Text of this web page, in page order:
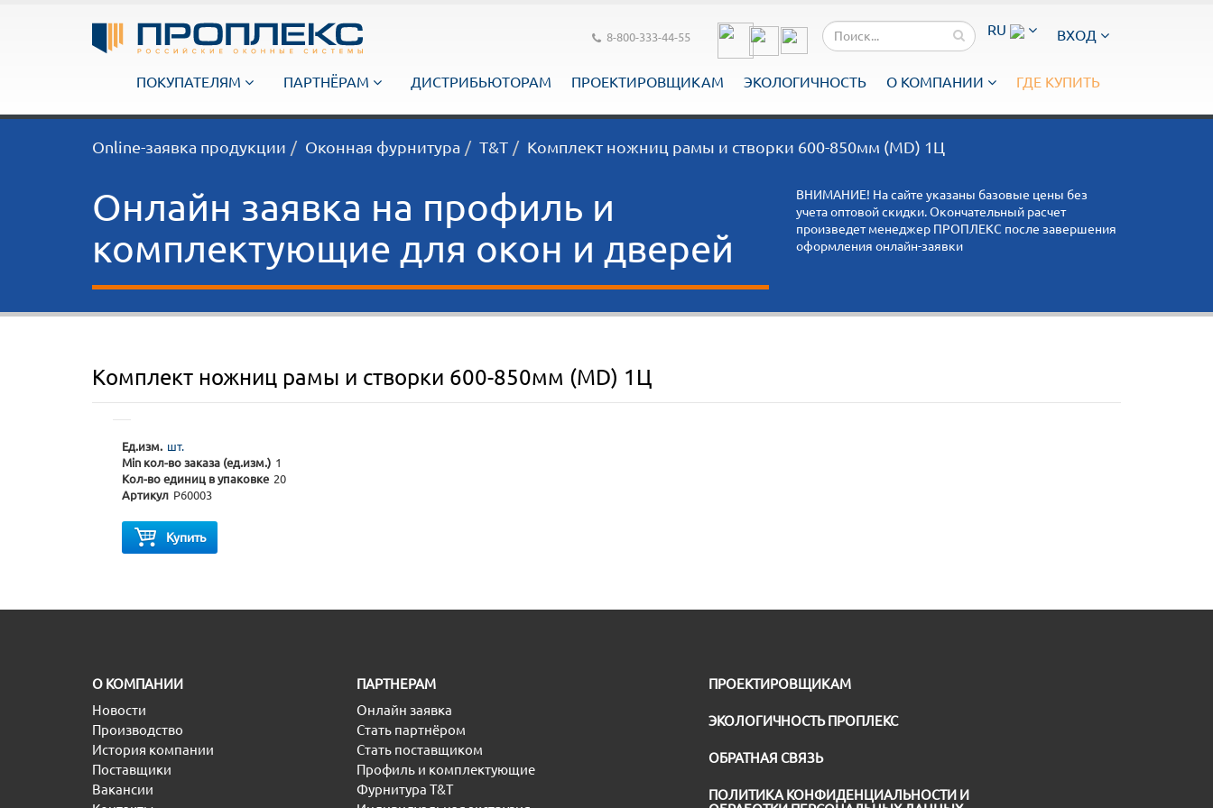
RU ВХОД
8-800-333-44-55
ПОКУПАТЕЛЯМ ПАРТНЁРАМ ДИСТРИБЬЮТОРАМ ПРОЕКТИРОВЩИКАМ ЭКОЛОГИЧНОСТЬ О КОМПАНИИ ГДЕ КУПИТЬ
Online-заявка продукции Оконная фурнитура T&T Комплект ножниц рамы и створки 600-850мм (MD) 1Ц
Онлайн заявка на профиль и
комплектующие для окон и дверей
ВНИМАНИЕ! На сайте указаны базовые цены без
учета оптовой скидки. Окончательный расчет
произведет менеджер ПРОПЛЕКС после завершения
оформления онлайн-заявки
Комплект ножниц рамы и створки 600-850мм (MD) 1Ц
Ед.изм. шт.
Min кол-во заказа (ед.изм.) 1
Кол-во единиц в упаковке 20
Артикул P60003
Купить
O КОМПАНИИ
Новости
Производство
История компании
Поставщики
Вакансии
ПАРТНЕРАМ
Онлайн заявка
Стать партнёром
Стать поставщиком
Профиль и комплектующие
Фурнитура T&T
ПРОЕКТИРОВЩИКАМ
ЭКОЛОГИЧНОСТЬ ПРОПЛЕКС
ОБРАТНАЯ СВЯЗЬ
ПОЛИТИКА КОНФИДЕНЦИАЛЬНОСТИ И